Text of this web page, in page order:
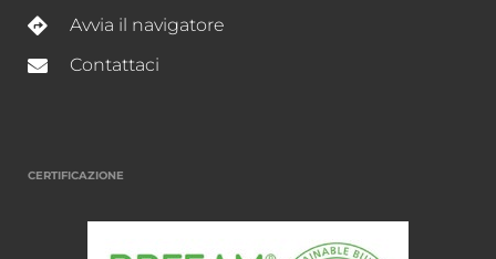
Avvia il navigatore
Contattaci
CERTIFICAZIONE